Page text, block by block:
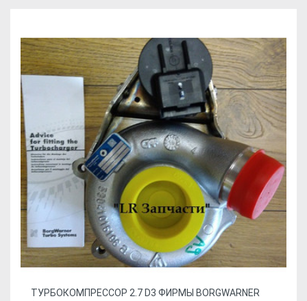
ТУРБОКОМПРЕССОР 2.7 D3 ФИРМЫ BORGWARNER